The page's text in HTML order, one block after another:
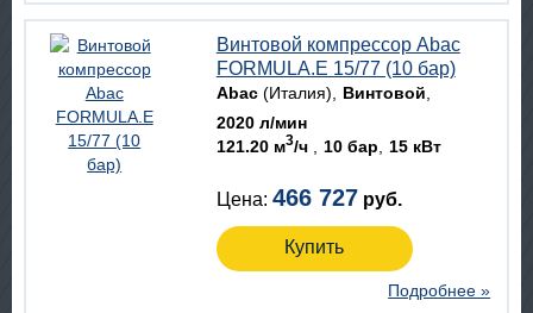
Винтовой компрессор Abac
FORMULA.E 15/77 (10 бар)
Abac(Италия)
Винтовой
2020 л/мин
121.20 м3/ч 10 бар 15 кВт
Цена: 466 727 руб.
Купить
Подробнее »